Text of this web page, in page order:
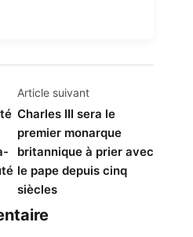
Article suivant
Charles III sera le
premier monarque
britannique à prier avec
le pape depuis cinq
siècles